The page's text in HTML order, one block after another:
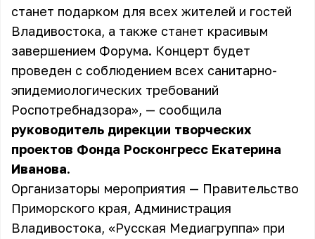
станет подарком для всех жителей и гостей
Владивостока, а также станет красивым
завершением Форума. Концерт будет
проведен с соблюдением всех санитарно-
эпидемиологических требований
Роспотребнадзора», — сообщила
руководитель дирекции творческих
проектов Фонда Росконгресс Екатерина
Иванова.
Организаторы мероприятия — Правительство
Приморского края, Администрация
Владивостока, «Русская Медиагруппа» при